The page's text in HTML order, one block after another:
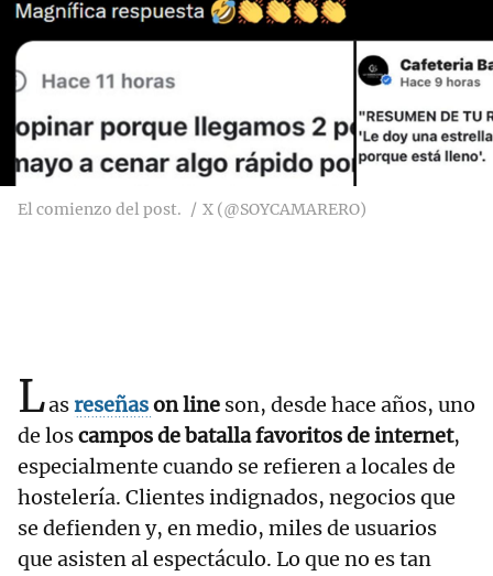
El comienzo del post. X (@SOYCAMARERO)
Lasreseñason line son, desde hace años, uno
de loscampos de batalla favoritos de internet,
especialmente cuando se refieren a locales de
hostelería. Clientes indignados, negocios que
se defienden y, en medio, miles de usuarios
que asisten al espectáculo. Lo que no es tan